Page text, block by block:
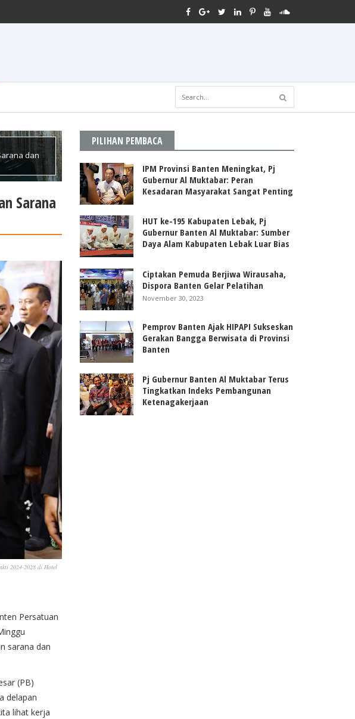
dan
Sarana
2024-2028 di Hotel
Persatuan
sarana dan
(PB)
delapan
lihat kerja
PILIHAN PEMBACA
IPM Provinsi Banten Meningkat, Pj
Gubernur Al Muktabar: Peran
Kesadaran Masyarakat Sangat Penting
HUT ke-195 Kabupaten Lebak, Pj
Gubernur Banten Al Muktabar: Sumber
Daya Alam Kabupaten Lebak Luar Bias
Ciptakan Pemuda Berjiwa Wirausaha,
Dispora Banten Gelar Pelatihan
November 30, 2023
Pemprov Banten Ajak HIPAPI Sukseskan
Gerakan Bangga Berwisata di Provinsi
Banten
Pj Gubernur Banten Al Muktabar Terus
Tingkatkan Indeks Pembangunan
Ketenagakerjaan